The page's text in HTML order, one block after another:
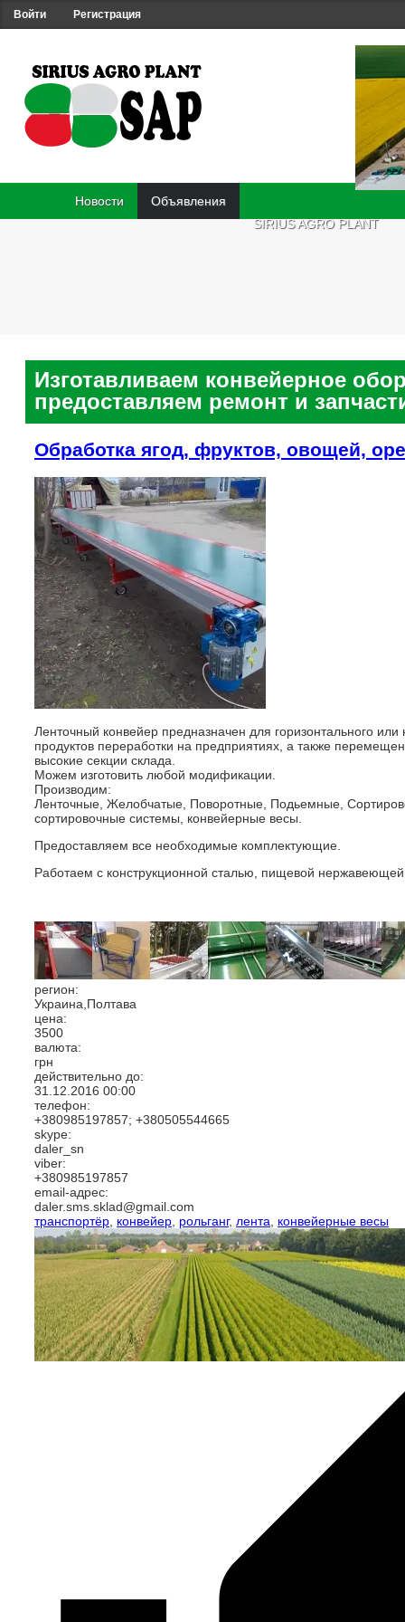
Войти Регистрация
Новости
Объявления
SIRIUS AGRO PLANT
Изготавливаем конвейерное
предоставляем ремонт и
Обработка ягод, фруктов, овощей,
Ленточный конвейер предназначен для горизонтального или
продуктов переработки на предприятиях, а также
высокие секции склада.
Можем изготовить любой модификации.
Производим:
Ленточные, Желобчатые, Поворотные, Подьемные,
сортировочные системы, конвейерные весы.
Предоставляем все необходимые комплектующие.
Работаем с конструкционной сталью, пищевой
регион:
Украина,Полтава
цена:
3500
валюта:
грн
действительно до:
31.12.2016 00:00
телефон:
+380985197857; +380505544665
skype:
daler_sn
viber:
+380985197857
email-адрес:
daler.sms.sklad@gmail.com
транспортёр конвейер рольганг, лента конвейерные весы